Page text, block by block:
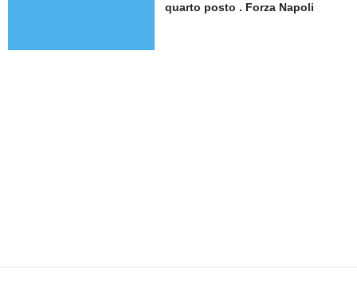
quarto posto . Forza Napoli